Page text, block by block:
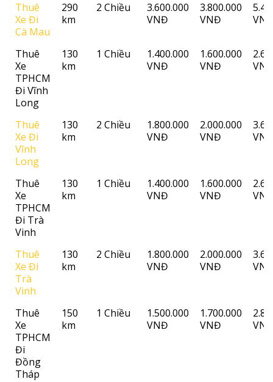
Thuê
Xe Đi
Cà Mau
290
km
2 Chiều
3.600.000
VNĐ
3.800.000
VNĐ
Thuê
Xe
TPHCM
Đi Vĩnh
Long
130
km
1 Chiều
1.400.000
VNĐ
1.600.000
VNĐ
Thuê
Xe Đi
Vĩnh
Long
130
km
2 Chiều
1.800.000
VNĐ
2.000.000
VNĐ
Thuê
Xe
TPHCM
Đi Trà
Vinh
130
km
1 Chiều
1.400.000
VNĐ
1.600.000
VNĐ
Thuê
Xe Đi
Trà
Vinh
130
km
2 Chiều
1.800.000
VNĐ
2.000.000
VNĐ
Thuê
Xe
TPHCM
Đi
Đồng
Tháp
150
km
1 Chiều
1.500.000
VNĐ
1.700.000
VNĐ